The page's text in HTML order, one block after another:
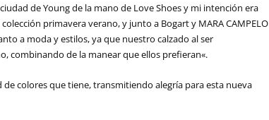
de Young de la mano de Love Shoes y mi intención era
primavera verano, y junto a Bogart y MARA CAMPELO
a moda y estilos, ya que nuestro calzado al ser
combinando de la manear que ellos prefieran«.
de colores que tiene, transmitiendo alegría para esta nueva